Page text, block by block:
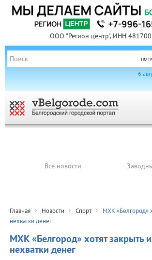
ООО "Регион центр", ИНН
по
6
Все новости
Главная Новости Спорт
МХК «Белгород»
нехватки денег
МХК «Белгород» хотят закрыть
нехватки денег